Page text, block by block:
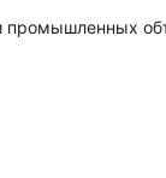
промышленных